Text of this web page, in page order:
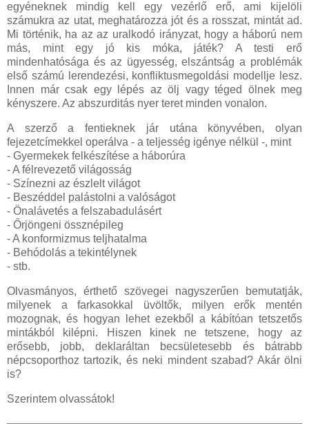
egyéneknek mindig kell egy vezérlő erő, ami kijelöli
számukra az utat, meghatározza jót és a rosszat, mintát ad.
Mi történik, ha az az uralkodó irányzat, hogy a háború nem
más, mint egy jó kis móka, játék? A testi erő
mindenhatósága és az ügyesség, elszántság a problémák
első számú lerendezési, konfliktusmegoldási modellje lesz.
Innen már csak egy lépés az ölj vagy téged ölnek meg
kényszere. Az abszurditás nyer teret minden vonalon.
A szerző a fentieknek jár utána könyvében, olyan
fejezetcímekkel operálva - a teljesség igénye nélkül -, mint
- Gyermekek felkészítése a háborúra
- A félrevezető világosság
- Színezni az észlelt világot
- Beszéddel palástolni a valóságot
- Önalávetés a felszabadulásért
- Őrjöngeni össznépileg
- A konformizmus teljhatalma
- Behódolás a tekintélynek
- stb.
Olvasmányos, érthető szövegei nagyszerűen bemutatják,
milyenek a farkasokkal üvöltők, milyen erők mentén
mozognak, és hogyan lehet ezekből a kábítóan tetszetős
mintákból kilépni. Hiszen kinek ne tetszene, hogy az
erősebb, jobb, deklaráltan becsületesebb és bátrabb
népcsoporthoz tartozik, és neki mindent szabad? Akár ölni
is?
Szerintem olvassátok!